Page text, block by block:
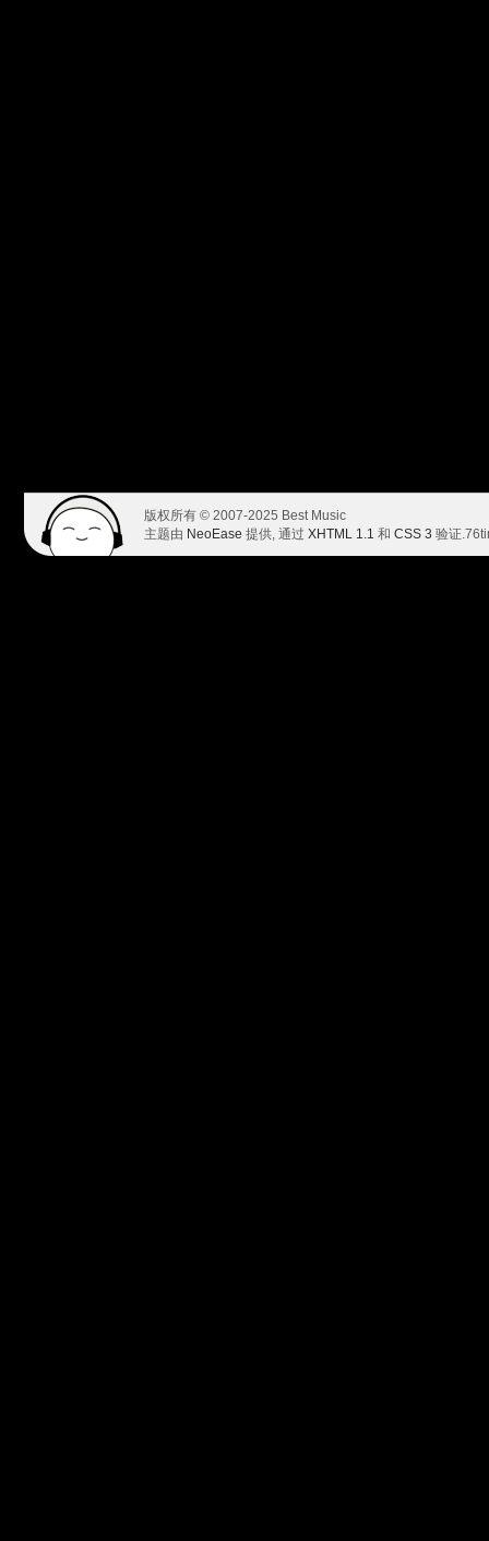
版权所有 © 2007-2025 Best Music
主题由 NeoEase 提供, 通过 XHTML 1.1 和 CSS 3 验证.